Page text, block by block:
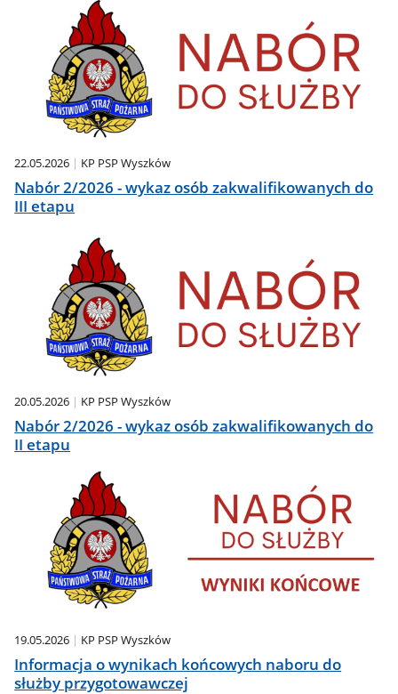
22.05.2026 KP PSP Wyszków
Nabór 2/2026 - wykaz osób zakwalifikowanych do
III etapu
20.05.2026 KP PSP Wyszków
Nabór 2/2026 - wykaz osób zakwalifikowanych do
II etapu
19.05.2026 KP PSP Wyszków
Informacja o wynikach końcowych naboru do
służby przygotowawczej